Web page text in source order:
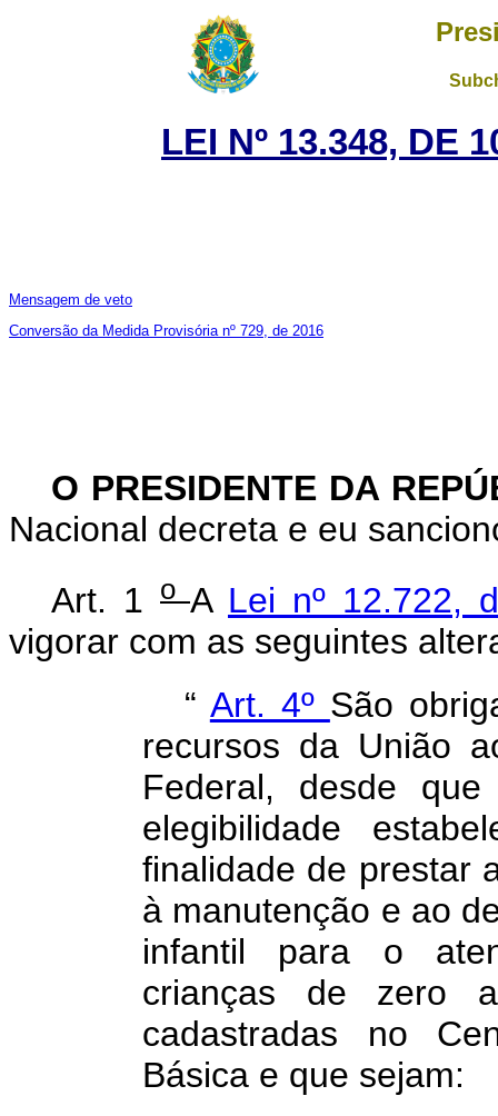
LEI Nº 13.348, DE
Mensagem de veto
Conversão da Medida Provisória nº 729, de 2016
O PRESIDENTE DA
Nacional decreta e eu
Art. 1 o A Lei nº 12.722,
vigorar com as seguintes
“ Art. 4º São
recursos da União
Federal, desde
elegibilidade
finalidade de prestar
à manutenção e ao
infantil para o
crianças de zero
cadastradas no
Básica e que sejam: